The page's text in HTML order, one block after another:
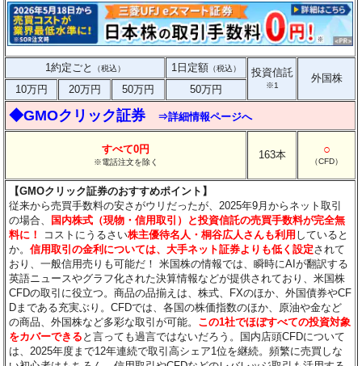
1約定ごと （税込） 1日定額 （税込） 投資信託
※1
外国株
10万円
20万円 50万円 50万円
◆GMOクリック証券 ⇒詳細情報ページへ
すべて0円
※電話注文を除く
163本 ○
（CFD）
【GMOクリック証券のおすすめポイント】
従来から売買手数料の安さがウリだったが、2025年9月からネット取引
の場合、
国内株式（現物・信用取引）と投資信託の売買手数料が完全無
料に！
コストにうるさい株主優待名人・桐谷広人さんも利用 していると
か。信用取引の金利については、大手ネット証券よりも低く設定されて
おり、一般信用売りも可能だ！ 米国株の情報では、瞬時にAIが翻訳する
英語ニュースやグラフ化された決算情報などが提供されており、米国株
CFDの取引に役立つ。商品の品揃えは、株式、FXのほか、外国債券やCF
Dまである充実ぶり。CFDでは、各国の株価指数のほか、原油や金など
の商品、外国株など多彩な取引が可能。 この1社でほぼすべての投資対象
をカバーできる と言っても過言ではないだろう。国内店頭CFDについて
は、2025年度まで12年連続で取引高シェア1位を継続。頻繁に売買しな